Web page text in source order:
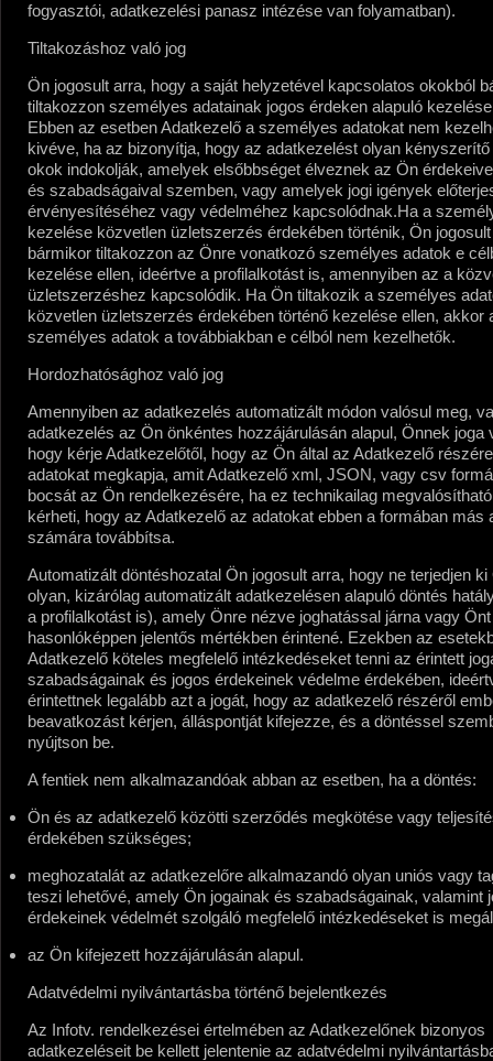
fogyasztói, adatkezelési panasz intézése van folyamatban).
Tiltakozáshoz való jog
Ön jogosult arra, hogy a saját helyzetével kapcsolatos okokból
tiltakozzon személyes adatainak jogos érdeken alapuló
Ebben az esetben Adatkezelő a személyes adatokat nem
kivéve, ha az bizonyítja, hogy az adatkezelést olyan kényszerítő
okok indokolják, amelyek elsőbbséget élveznek az Ön
és szabadságaival szemben, vagy amelyek jogi igények
érvényesítéséhez vagy védelméhez kapcsolódnak.Ha a
kezelése közvetlen üzletszerzés érdekében történik, Ön
bármikor tiltakozzon az Önre vonatkozó személyes adatok e
kezelése ellen, ideértve a profilalkotást is, amennyiben az a
üzletszerzéshez kapcsolódik. Ha Ön tiltakozik a személyes
közvetlen üzletszerzés érdekében történő kezelése ellen, akkor
személyes adatok a továbbiakban e célból nem kezelhetők.
Hordozhatósághoz való jog
Amennyiben az adatkezelés automatizált módon valósul meg,
adatkezelés az Ön önkéntes hozzájárulásán alapul, Önnek joga
hogy kérje Adatkezelőtől, hogy az Ön által az Adatkezelő
adatokat megkapja, amit Adatkezelő xml, JSON, vagy csv
bocsát az Ön rendelkezésére, ha ez technikailag
kérheti, hogy az Adatkezelő az adatokat ebben a formában más
számára továbbítsa.
Automatizált döntéshozatal Ön jogosult arra, hogy ne terjedjen ki
olyan, kizárólag automatizált adatkezelésen alapuló döntés
a profilalkotást is), amely Önre nézve joghatással járna vagy Önt
hasonlóképpen jelentős mértékben érintené. Ezekben az
Adatkezelő köteles megfelelő intézkedéseket tenni az érintett
szabadságainak és jogos érdekeinek védelme érdekében,
érintettnek legalább azt a jogát, hogy az adatkezelő részéről
beavatkozást kérjen, álláspontját kifejezze, és a döntéssel
nyújtson be.
A fentiek nem alkalmazandóak abban az esetben, ha a döntés:
Ön és az adatkezelő közötti szerződés megkötése vagy
érdekében szükséges;
meghozatalát az adatkezelőre alkalmazandó olyan uniós vagy
teszi lehetővé, amely Ön jogainak és szabadságainak, valamint
érdekeinek védelmét szolgáló megfelelő intézkedéseket is
az Ön kifejezett hozzájárulásán alapul.
Adatvédelmi nyilvántartásba történő bejelentkezés
Az Infotv. rendelkezései értelmében az Adatkezelőnek bizonyos
adatkezeléseit be kellett jelentenie az adatvédelmi